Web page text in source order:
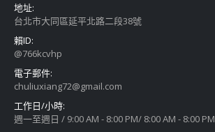
地址:
台北市大同區延平北路二段38號
賴ID:
@766kcvhp
電子郵件:
chuliuxiang72@gmail.com
工作日/小時:
週一至週日 / 9:00 AM - 8:00 PM/ 8:00 AM - 8:00 PM